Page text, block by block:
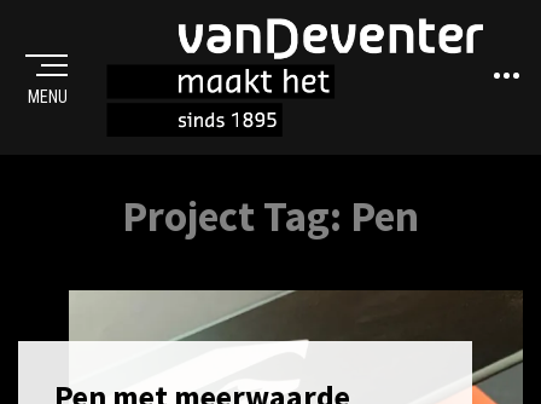
MENU
Project Tag: Pen
POSTED
11